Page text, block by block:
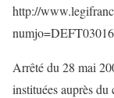
http://
Arrêté du 28 mai
instituées auprès